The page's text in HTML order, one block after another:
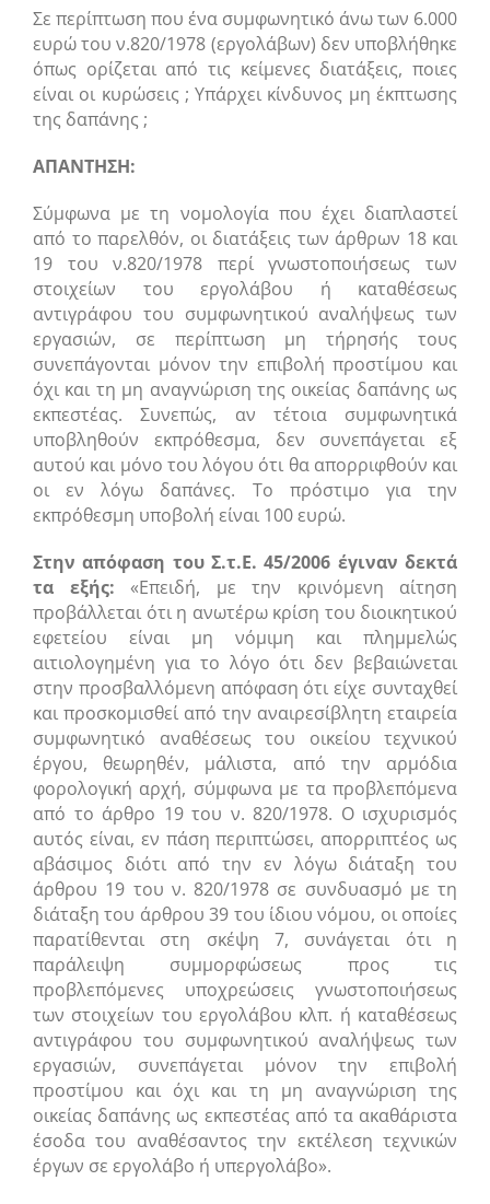
Σε περίπτωση που ένα συμφωνητικό άνω των 6.000
ευρώ του ν.820/1978 (εργολάβων) δεν υποβλήθηκε
όπως ορίζεται από τις κείμενες διατάξεις, ποιες
είναι οι κυρώσεις ; Υπάρχει κίνδυνος μη έκπτωσης
της δαπάνης ;
ΑΠΑΝΤΗΣΗ:
Σύμφωνα με τη νομολογία που έχει διαπλαστεί
από το παρελθόν, οι διατάξεις των άρθρων 18 και
19 του ν.820/1978 περί γνωστοποιήσεως των
στοιχείων του εργολάβου ή καταθέσεως
αντιγράφου του συμφωνητικού αναλήψεως των
εργασιών, σε περίπτωση μη τήρησής τους
συνεπάγονται μόνον την επιβολή προστίμου και
όχι και τη μη αναγνώριση της οικείας δαπάνης ως
εκπεστέας. Συνεπώς, αν τέτοια συμφωνητικά
υποβληθούν εκπρόθεσμα, δεν συνεπάγεται εξ
αυτού και μόνο του λόγου ότι θα απορριφθούν και
οι εν λόγω δαπάνες. Το πρόστιμο για την
εκπρόθεσμη υποβολή είναι 100 ευρώ.
Στην απόφαση του Σ.τ.Ε. 45/2006 έγιναν δεκτά
τα εξής: «Eπειδή, με την κρινόμενη αίτηση
προβάλλεται ότι η ανωτέρω κρίση του διοικητικού
εφετείου είναι μη νόμιμη και πλημμελώς
αιτιολογημένη για το λόγο ότι δεν βεβαιώνεται
στην προσβαλλόμενη απόφαση ότι είχε συνταχθεί
και προσκομισθεί από την αναιρεσίβλητη εταιρεία
συμφωνητικό αναθέσεως του οικείου τεχνικού
έργου, θεωρηθέν, μάλιστα, από την αρμόδια
φορολογική αρχή, σύμφωνα με τα προβλεπόμενα
από το άρθρο 19 του ν. 820/1978. Ο ισχυρισμός
αυτός είναι, εν πάση περιπτώσει, απορριπτέος ως
αβάσιμος διότι από την εν λόγω διάταξη του
άρθρου 19 του ν. 820/1978 σε συνδυασμό με τη
διάταξη του άρθρου 39 του ίδιου νόμου, οι οποίες
παρατίθενται στη σκέψη 7, συνάγεται ότι η
παράλειψη συμμορφώσεως προς τις
προβλεπόμενες υποχρεώσεις γνωστοποιήσεως
των στοιχείων του εργολάβου κλπ. ή καταθέσεως
αντιγράφου του συμφωνητικού αναλήψεως των
εργασιών, συνεπάγεται μόνον την επιβολή
προστίμου και όχι και τη μη αναγνώριση της
οικείας δαπάνης ως εκπεστέας από τα ακαθάριστα
έσοδα του αναθέσαντος την εκτέλεση τεχνικών
έργων σε εργολάβο ή υπεργολάβο».